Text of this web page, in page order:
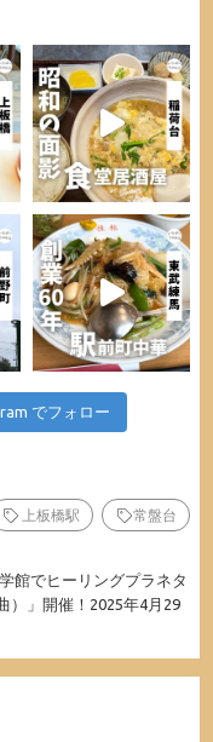
でフォロー
上板橋駅 常盤台
館でヒーリングプラネタ
）」開催！2025年4月29